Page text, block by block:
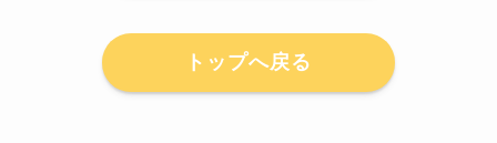
トップへ戻る